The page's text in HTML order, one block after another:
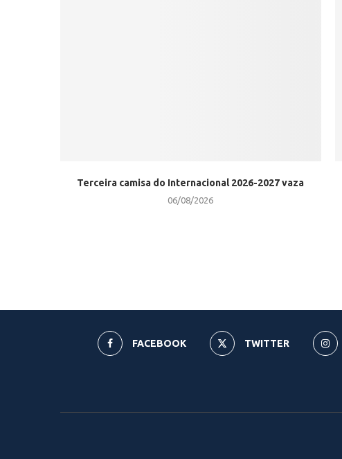
Terceira camisa do Internacional 2026-2027 vaza
06/08/2026
FACEBOOK TWITTER